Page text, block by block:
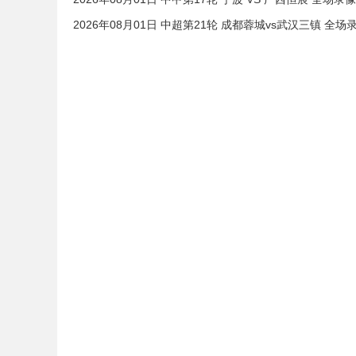
2026年08月01日 中超第21轮 成都蓉城vs武汉三镇 全场